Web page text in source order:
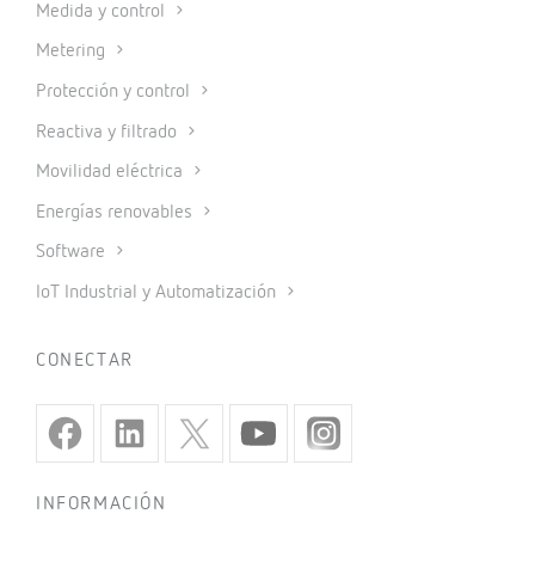
Medida y control
Metering
Protección y control
Reactiva y filtrado
Movilidad eléctrica
Energías renovables
Software
IoT Industrial y Automatización
CONECTAR
INFORMACIÓN